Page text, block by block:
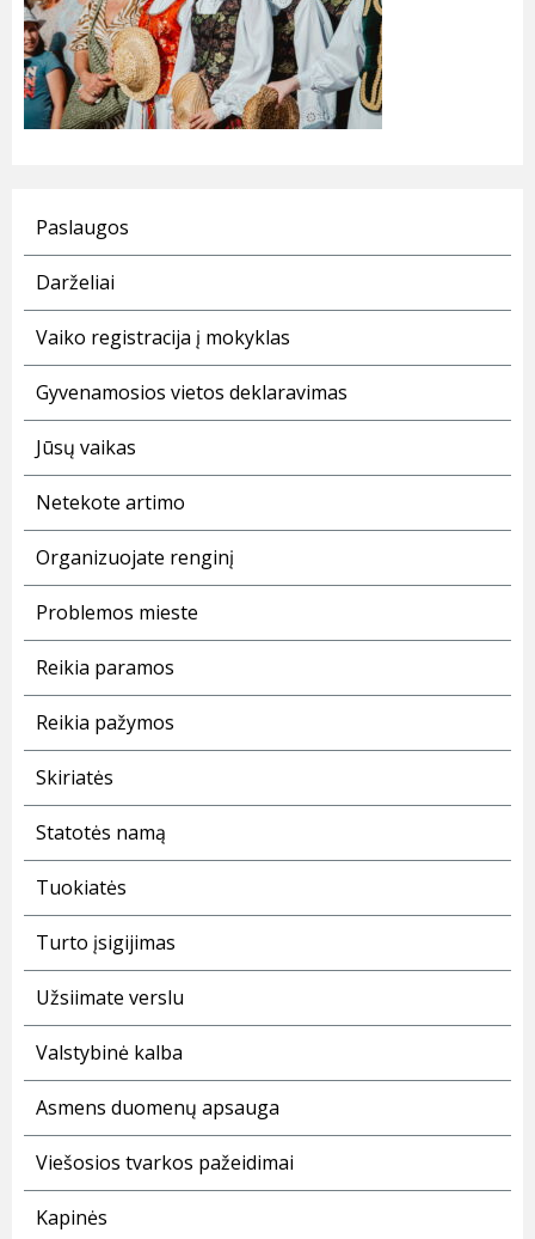
Paslaugos
Darželiai
Vaiko registracija į mokyklas
Gyvenamosios vietos deklaravimas
Jūsų vaikas
Netekote artimo
Organizuojate renginį
Problemos mieste
Reikia paramos
Reikia pažymos
Skiriatės
Statotės namą
Tuokiatės
Turto įsigijimas
Užsiimate verslu
Valstybinė kalba
Asmens duomenų apsauga
Viešosios tvarkos pažeidimai
Kapinės